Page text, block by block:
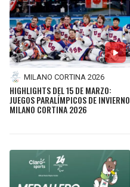
49ERS
SEAHAWKS
BEARS
LIONS
VIKINGS
GRIZZLIES
PELICANS
SPURS
NUGGETS
THUNDER
MILANO CORTINA 2026
HIGHLIGHTS DEL 15 DE MARZO:
JUEGOS PARALÍMPICOS DE INVIERNO
MILANO CORTINA 2026